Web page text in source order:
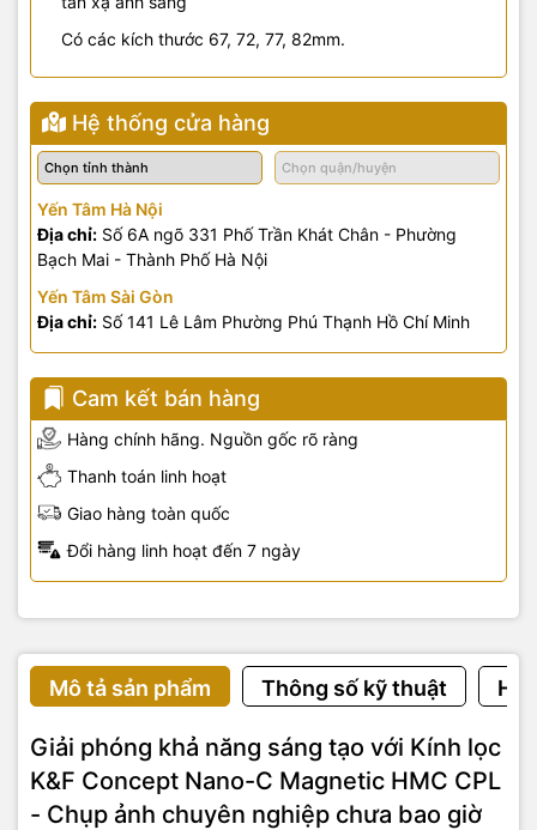
Có các kích thước 67, 72, 77, 82mm.
Hệ thống cửa hàng
Yến Tâm Hà Nội
Địa chỉ: Số 6A ngõ 331 Phố Trần Khát Chân - Phường
Bạch Mai - Thành Phố Hà Nội
Yến Tâm Sài Gòn
Địa chỉ: Số 141 Lê Lâm Phường Phú Thạnh Hồ Chí Minh
Cam kết bán hàng
Hàng chính hãng. Nguồn gốc rõ ràng
Thanh toán linh hoạt
Giao hàng toàn quốc
Đổi hàng linh hoạt đến 7 ngày
Mô tả sản phẩm Thông số kỹ thuật
Giải phóng khả năng sáng tạo với Kính lọc
K&F Concept Nano-C Magnetic HMC CPL
- Chụp ảnh chuyên nghiệp chưa bao giờ